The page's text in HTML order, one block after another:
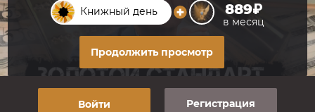
Книжный день 889₽
в месяц
Продолжить просмотр
Войти Регистрация